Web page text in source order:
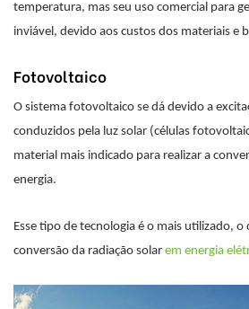
temperatura, mas seu uso comercial para
inviável, devido aos custos dos materiais e
Fotovoltaico
O sistema fotovoltaico se dá devido a
conduzidos pela luz solar (células
material mais indicado para realizar a
energia.
Esse tipo de tecnologia é o mais utilizado,
conversão da radiação solar em energia